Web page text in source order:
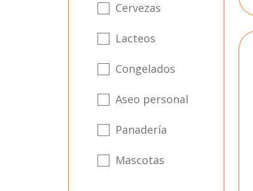
Cervezas
Lacteos
Congelados
Aseo personal
Panadería
Mascotas